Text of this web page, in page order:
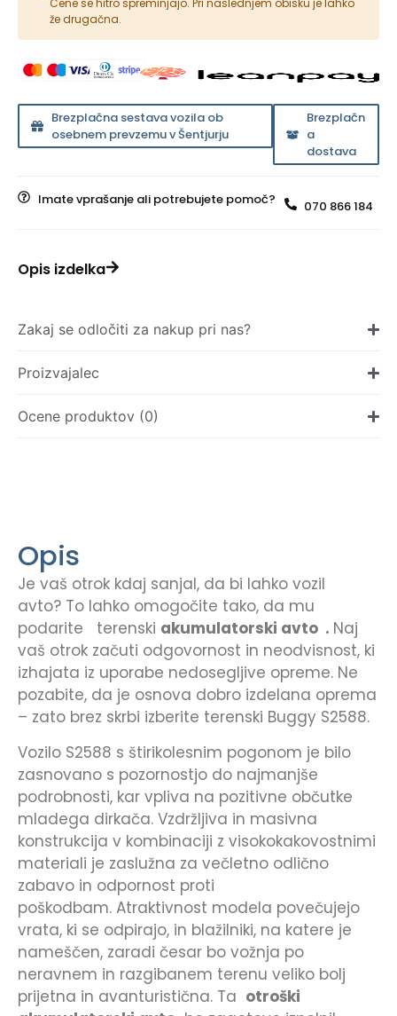
Cene se hitro spreminjajo. Pri naslednjem obisku je lahko
že drugačna.
Brezplačna sestava vozila ob
osebnem prevzemu v Šentjurju
Brezplačn
a
dostava
Imate vprašanje ali potrebujete pomoč? 070 866 184
Opis izdelka
Zakaj se odločiti za nakup pri nas?
Proizvajalec
Ocene produktov (0)
Opis
Je vaš otrok kdaj sanjal, da bi lahko vozil
avto? To lahko omogočite tako, da mu
podarite terenski akumulatorski avto . Naj
vaš otrok začuti odgovornost in neodvisnost, ki
izhajata iz uporabe nedosegljive opreme. Ne
pozabite, da je osnova dobro izdelana oprema
– zato brez skrbi izberite terenski Buggy S2588.
Vozilo S2588 s štirikolesnim pogonom je bilo
zasnovano s pozornostjo do najmanjše
podrobnosti, kar vpliva na pozitivne občutke
mladega dirkača. Vzdržljiva in masivna
konstrukcija v kombinaciji z visokokakovostnimi
materiali je zaslužna za večletno odlično
zabavo in odpornost proti
poškodbam. Atraktivnost modela povečujejo
vrata, ki se odpirajo, in blažilniki, na katere je
nameščen, zaradi česar bo vožnja po
neravnem in razgibanem terenu veliko bolj
prijetna in avanturistična. Ta otroški